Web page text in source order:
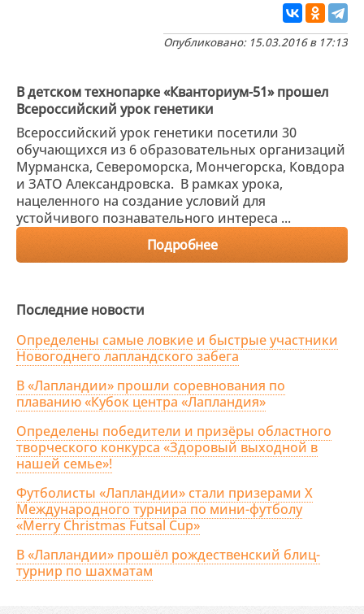
Опубликовано: 15.03.2016 в 17:13
В детском технопарке «Кванториум-51» прошел
Всероссийский урок генетики
Всероссийский урок генетики посетили 30
обучающихся из 6 образовательных организаций
Мурманска, Североморска, Мончегорска, Ковдора
и ЗАТО Александровска. В рамках урока,
нацеленного на создание условий для
устойчивого познавательного интереса ...
Подробнее
Последние новости
Определены самые ловкие и быстрые участники
Новогоднего лапландского забега
В «Лапландии» прошли соревнования по
плаванию «Кубок центра «Лапландия»
Определены победители и призёры областного
творческого конкурса «Здоровый выходной в
нашей семье»!
Футболисты «Лапландии» стали призерами X
Международного турнира по мини-футболу
«Merry Christmas Futsal Cup»
В «Лапландии» прошёл рождественский блиц-
турнир по шахматам